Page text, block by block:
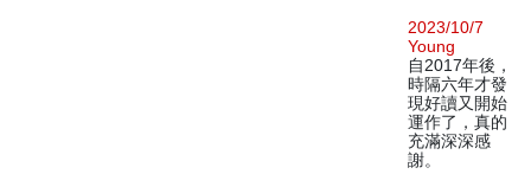
2023/10/7
Young
自2017年後，
時隔六年才發
現好讀又開始
運作了，真的
充滿深深感
謝。